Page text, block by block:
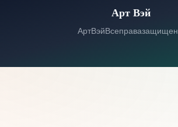
Арт Вэй
© 2026 Арт Вэй. Все права